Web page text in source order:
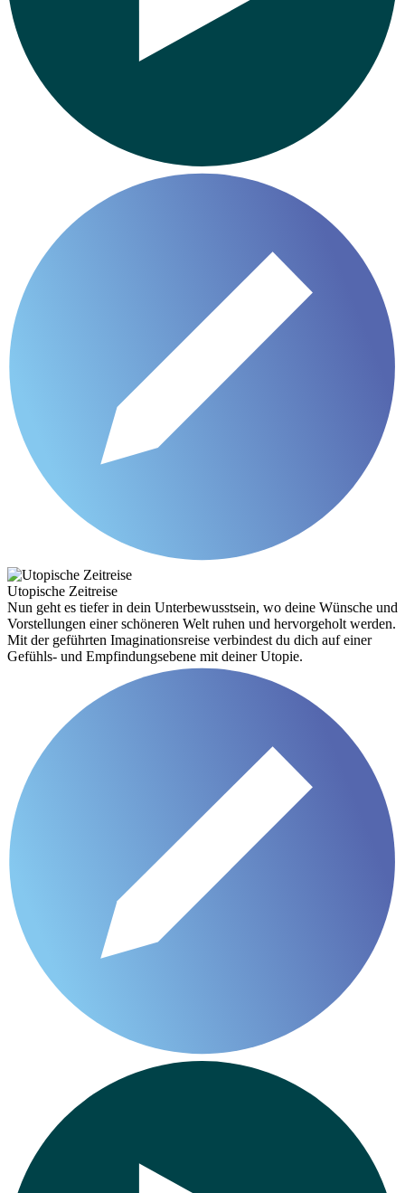
Utopische Zeitreise
Nun geht es tiefer in dein Unterbewusstsein, wo deine Wünsche und
Vorstellungen einer schöneren Welt ruhen und hervorgeholt werden.
Mit der geführten Imaginationsreise verbindest du dich auf einer
Gefühls- und Empfindungsebene mit deiner Utopie.